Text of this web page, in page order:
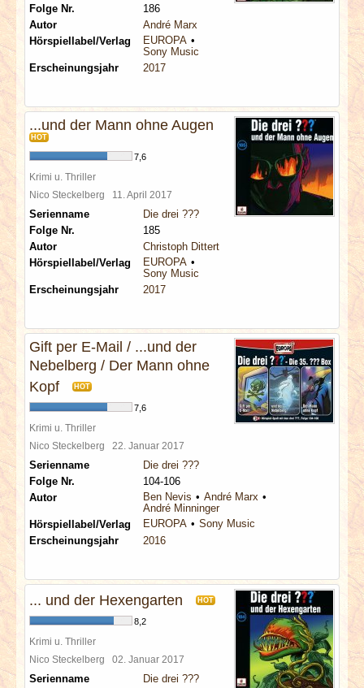
Folge Nr.
186
Autor
André Marx
Hörspiellabel/Verlag
EUROPA
Sony Music
Erscheinungsjahr
2017
...und der Mann ohne Augen
HOT
7,6
Krimi u. Thriller
Nico Steckelberg 11. April 2017
Serienname
Die drei ???
Folge Nr.
185
Autor
Christoph Dittert
Hörspiellabel/Verlag
EUROPA
Sony Music
Erscheinungsjahr
2017
Gift per E-Mail / ...und der
Nebelberg / Der Mann ohne
Kopf
HOT
7,6
Krimi u. Thriller
Nico Steckelberg 22. Januar 2017
Serienname
Die drei ???
Folge Nr.
104-106
Autor
Ben Nevis
André Marx
André Minninger
Hörspiellabel/Verlag
EUROPA
Sony Music
Erscheinungsjahr
2016
... und der Hexengarten HOT
8,2
Krimi u. Thriller
Nico Steckelberg 02. Januar 2017
Serienname
Die drei ???